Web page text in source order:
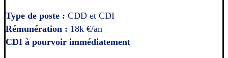
Type de poste : CDD et CDI
Rémunération : 18k €/an
CDI à pourvoir immédiatement